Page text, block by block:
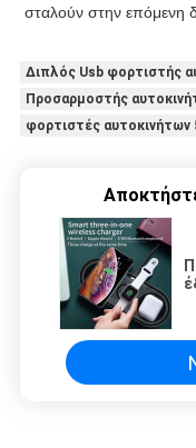
σταλούν στην επόμενη
Διπλός Usb φορτιστής
Προσαρμοστής
φορτιστές αυτοκινήτων